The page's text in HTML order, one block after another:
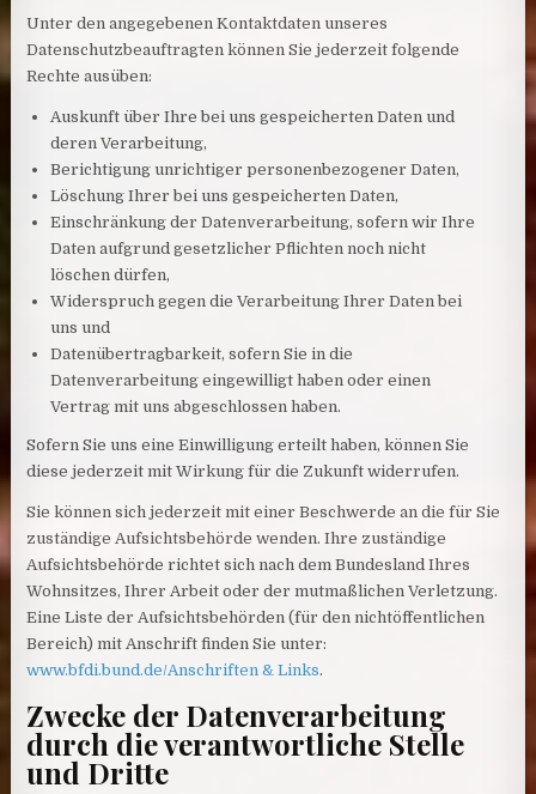
Unter den angegebenen Kontaktdaten unseres
Datenschutzbeauftragten können Sie jederzeit folgende
Rechte ausüben:
Auskunft über Ihre bei uns gespeicherten Daten und
deren Verarbeitung,
Berichtigung unrichtiger personenbezogener Daten,
Löschung Ihrer bei uns gespeicherten Daten,
Einschränkung der Datenverarbeitung, sofern wir Ihre
Daten aufgrund gesetzlicher Pflichten noch nicht
löschen dürfen,
Widerspruch gegen die Verarbeitung Ihrer Daten bei
uns und
Datenübertragbarkeit, sofern Sie in die
Datenverarbeitung eingewilligt haben oder einen
Vertrag mit uns abgeschlossen haben.
Sofern Sie uns eine Einwilligung erteilt haben, können Sie
diese jederzeit mit Wirkung für die Zukunft widerrufen.
Sie können sich jederzeit mit einer Beschwerde an die für Sie
zuständige Aufsichtsbehörde wenden. Ihre zuständige
Aufsichtsbehörde richtet sich nach dem Bundesland Ihres
Wohnsitzes, Ihrer Arbeit oder der mutmaßlichen Verletzung.
Eine Liste der Aufsichtsbehörden (für den nichtöffentlichen
Bereich) mit Anschrift finden Sie unter:
www.bfdi.bund.de/Anschriften & Links.
Zwecke der Datenverarbeitung
durch die verantwortliche Stelle
und Dritte